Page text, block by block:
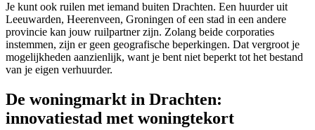
Je kunt ook ruilen met iemand buiten Drachten. Een huurder uit
Leeuwarden, Heerenveen, Groningen of een stad in een andere
provincie kan jouw ruilpartner zijn. Zolang beide corporaties
instemmen, zijn er geen geografische beperkingen. Dat vergroot je
mogelijkheden aanzienlijk, want je bent niet beperkt tot het bestand
van je eigen verhuurder.
De woningmarkt in Drachten:
innovatiestad met woningtekort